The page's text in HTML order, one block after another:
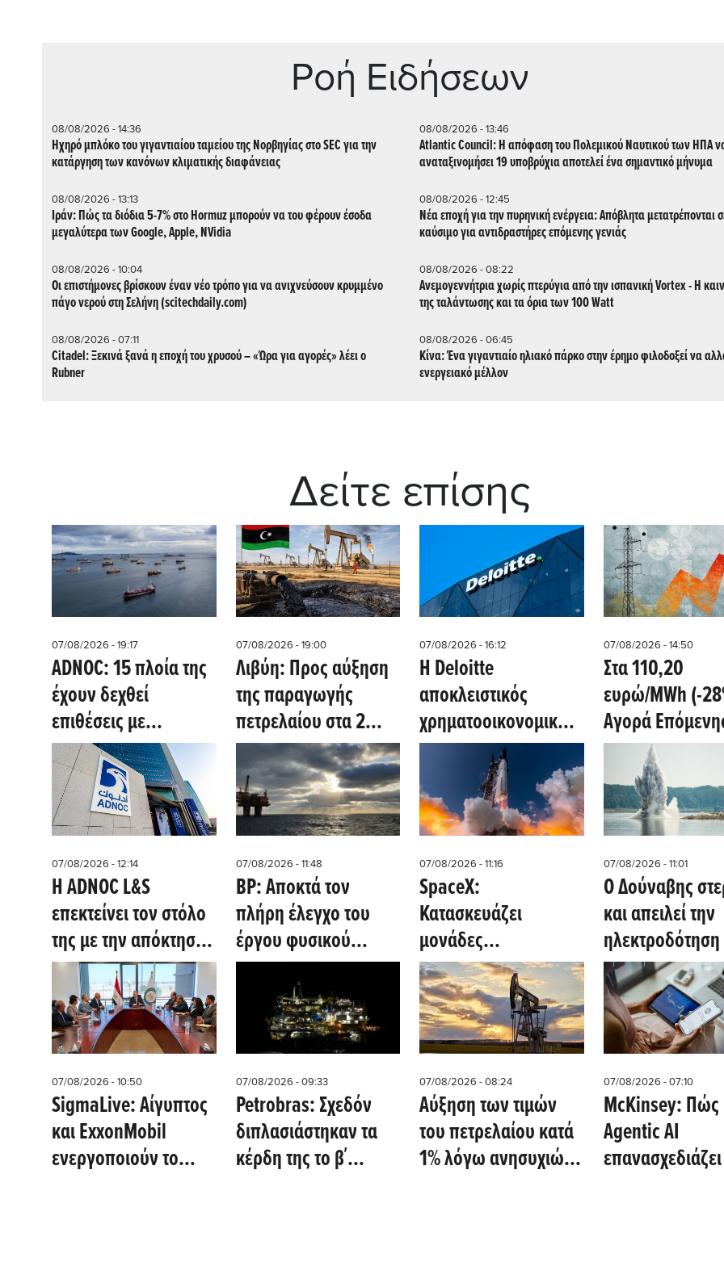
Ρoή Ειδήσεων
08/08/2026 - 14:36
Ηχηρό μπλόκο του γιγαντιαίου ταμείου της Νορβηγίας στο SEC για την
κατάργηση των κανόνων κλιματικής διαφάνειας
08/08/2026 - 13:46
Atlantic Council: Η απόφαση του Πολεμικού Ναυτικού των ΗΠΑ
αναταξινομήσει 19 υποβρύχια αποτελεί ένα σημαντικό μήνυμα
08/08/2026 - 13:13
Ιράν: Πώς τα διόδια 5-7% στο Hormuz μπορούν να του φέρουν έσοδα
μεγαλύτερα των Google, Apple, NVidia
08/08/2026 - 12:45
Νέα εποχή για την πυρηνική ενέργεια: Απόβλητα μετατρέπονται
καύσιμο για αντιδραστήρες επόμενης γενιάς
08/08/2026 - 10:04
Οι επιστήμονες βρίσκουν έναν νέο τρόπο για να ανιχνεύσουν κρυμμένο
πάγο νερού στη Σελήνη (scitechdaily.com)
08/08/2026 - 08:22
Ανεμογεννήτρια χωρίς πτερύγια από την ισπανική Vortex - Η
της ταλάντωσης και τα όρια των 100 Watt
08/08/2026 - 07:11
Citadel: Ξεκινά ξανά η εποχή του χρυσού – «Ώρα για αγορές» λέει ο
Rubner
08/08/2026 - 06:45
Κίνα: Ένα γιγαντιαίο ηλιακό πάρκο στην έρημο φιλοδοξεί να
ενεργειακό μέλλον
Δείτε επίσης
07/08/2026 - 19:17
ADNOC: 15 πλοία της
έχουν δεχθεί
επιθέσεις με
πυραύλους και
drones - Aυξάνονται
οι κίνδυνοι στα Στενά
του Ορμούζ
07/08/2026 - 19:00
Λιβύη: Προς αύξηση
της παραγωγής
πετρελαίου στα 2
εκατ. βαρέλια την
ημέρα στις αρχές του
2030
07/08/2026 - 16:12
Η Deloitte
αποκλειστικός
χρηματοοικονομικός
σύμβουλος της ΔΕΗ
για την είσοδό στην
πολωνική αγορά
ενέργειας
07/08/2026 - 14:50
Στα 110,20
ευρώ/MWh (-
Αγορά
Ημέρας αύριο
8/8/2026
07/08/2026 - 12:14
Η ADNOC L&S
επεκτείνει τον στόλο
της με την απόκτηση
11 πλοίων αξίας 1,3
δις δολαρίων
07/08/2026 - 11:48
BP: Αποκτά τον
πλήρη έλεγχο του
έργου φυσικού
αερίου Calypso στο
Τρινιντάντ και
Τομπάγκο (Oil Price)
07/08/2026 - 11:16
SpaceX:
Κατασκευάζει
μονάδες
ηλεκτροπαραγωγής
με φυσικό αέριο για
εργοστάσιο
παραγωγής chip
(Bloomberg)
07/08/2026 - 11:01
Ο Δούναβης
και απειλεί την
ηλεκτροδότηση
Ρουμανίας –
Ενεργειακή
Ουγγαρία,
07/08/2026 - 10:50
SigmaLive: Αίγυπτος
και ExxonMobil
ενεργοποιούν το
07/08/2026 - 09:33
Petrobras: Σχεδόν
διπλασιάστηκαν τα
κέρδη της το β΄
07/08/2026 - 08:24
Αύξηση των τιμών
του πετρελαίου κατά
1% λόγω ανησυχιών
07/08/2026 - 07:10
McKinsey: Πώς
Agentic AI